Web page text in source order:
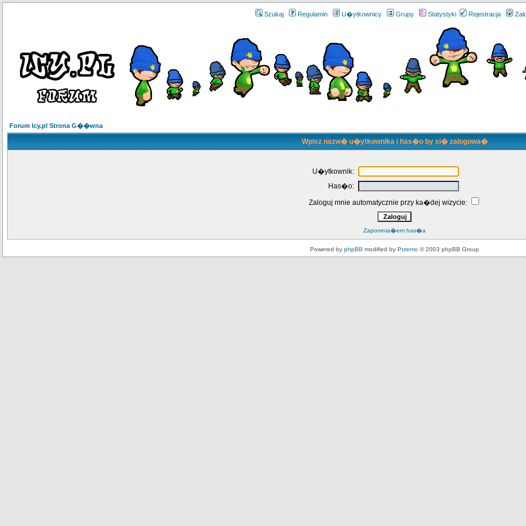
Szukaj Regulamin U�ytkownicy Grupy Statystyki Rejestracja
Forum Icy.pl Strona G��wna
Wpisz nazw� u�ytkownika i has�o by si� zalogowa�
U�ytkownik:
Has�o:
Zaloguj mnie automatycznie przy ka�dej wizycie:
Zapomnia�em has�a
Powered by phpBB modified by Przemo © 2003 phpBB Group